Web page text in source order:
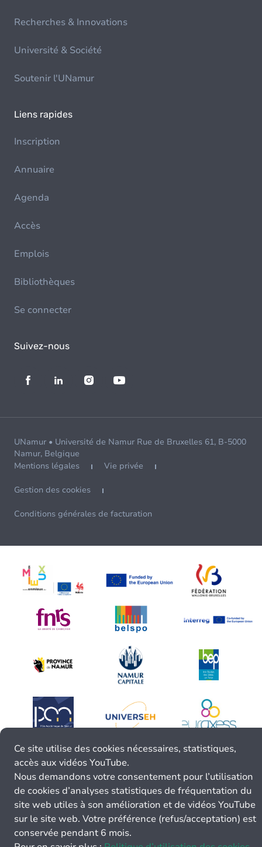
Recherches & Innovations
Université & Société
Soutenir l'UNamur
Liens rapides
Inscription
Annuaire
Agenda
Accès
Emplois
Bibliothèques
Se connecter
Suivez-nous
UNamur • Université de Namur Rue de Bruxelles 61, B-5000
Namur, Belgique
Mentions légales
Vie privée
Gestion des cookies
Conditions générales de facturation
Ce site utilise des cookies nécessaires, statistiques,
accès aux vidéos YouTube.
Nous demandons votre consentement pour l’utilisation
de cookies d’analyses statistiques de fréquentation du
site web utiles à son amélioration et de vidéos YouTube
sur le site web. Votre préférence (refus/acceptation) est
conservée pendant 6 mois.